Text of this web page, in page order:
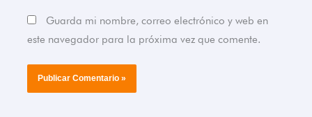
Guarda mi nombre, correo electrónico y web en
este navegador para la próxima vez que comente.